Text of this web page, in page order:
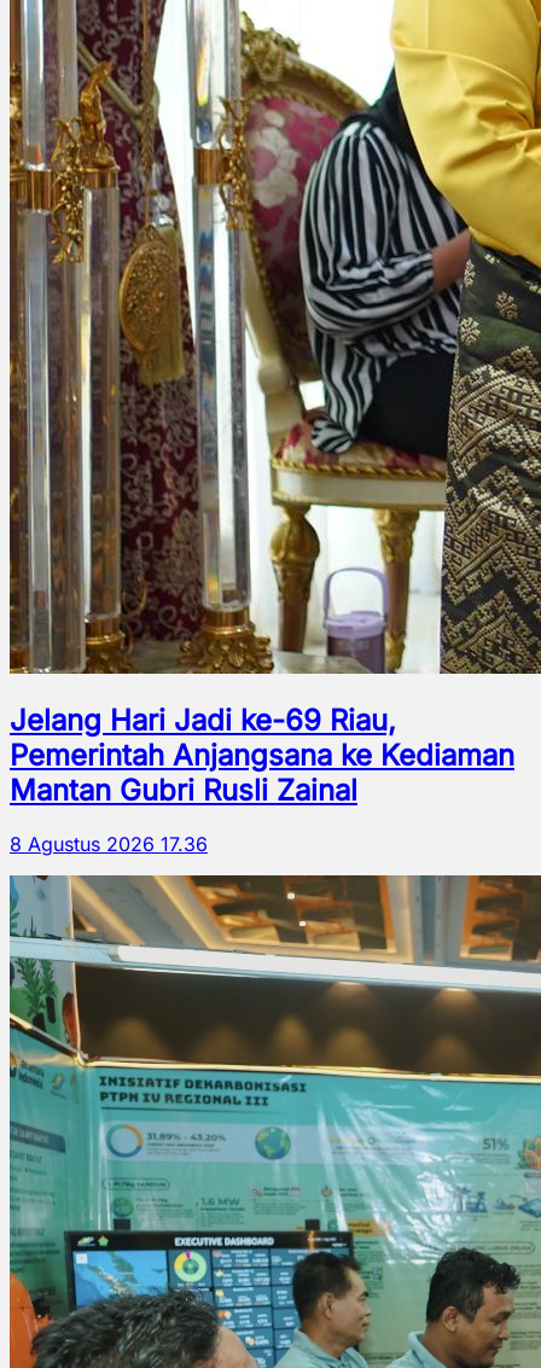
Jelang Hari Jadi ke-69 Riau,
Pemerintah Anjangsana ke Kediaman
Mantan Gubri Rusli Zainal
8 Agustus 2026 17.36